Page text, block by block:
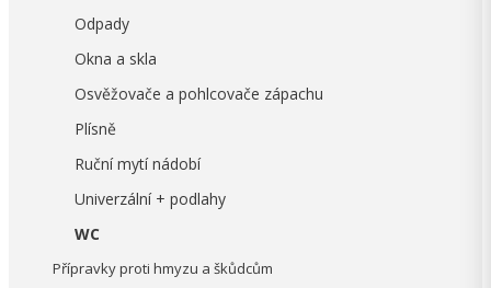
Odpady
Okna a skla
Osvěžovače a pohlcovače zápachu
Plísně
Ruční mytí nádobí
Univerzální + podlahy
WC
Přípravky proti hmyzu a škůdcům